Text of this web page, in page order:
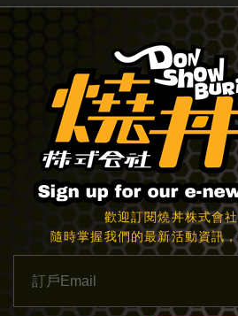
歡迎訂閱燒丼株式會
隨時掌握我們的最新活動資訊